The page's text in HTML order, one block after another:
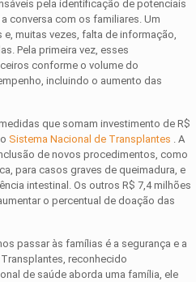
pela identificação de potenciais
conversa com os familiares. Um
muitas vezes, falta de informação,
Pela primeira vez, esses
conforme o volume do
incluindo o aumento das
que somam investimento de R$
Sistema Nacional de Transplantes . A
de novos procedimentos, como
para casos graves de queimadura, e
intestinal. Os outros R$ 7,4 milhões
o percentual de doação das
passar às famílias é a segurança e a
reconhecido
de saúde aborda uma família, ele